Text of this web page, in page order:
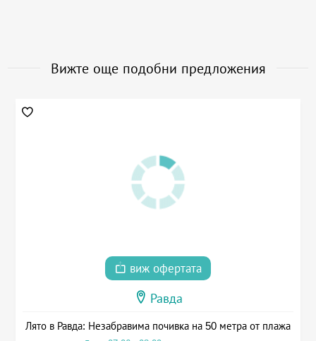
Вижте още подобни предложения
виж офертата
Равда
Лято в Равда: Незабравима почивка на 50 метра от плажа